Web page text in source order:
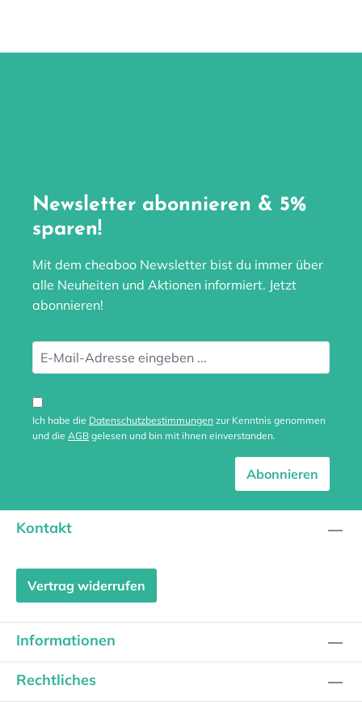
Newsletter abonnieren & 5%
sparen!
Mit dem cheaboo Newsletter bist du immer über
alle Neuheiten und Aktionen informiert. Jetzt
abonnieren!
Ich habe die Datenschutzbestimmungen zur Kenntnis genommen
und die AGB gelesen und bin mit ihnen einverstanden.
Abonnieren
Kontakt
Vertrag widerrufen
Informationen
Rechtliches